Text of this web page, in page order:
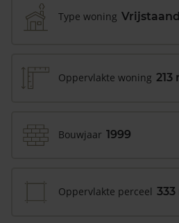
Type woning
Oppervlakte woning 213
Bouwjaar 1999
Oppervlakte perceel